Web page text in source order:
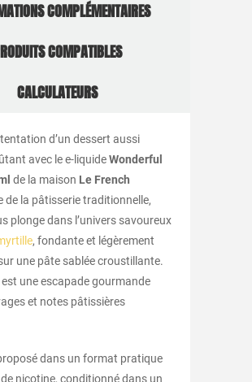
COMPLÉMENTAIRES
COMPATIBLES
CALCULATEURS
d’un dessert aussi
avec le e-liquideWonderful
de la maison Le French
de la pâtisserie traditionnelle,
plonge dans l’univers savoureux
, fondante et légèrement
une pâte sablée croustillante.
une escapade gourmande
et notes pâtissières
dans un format pratique
nicotine, conditionné dans un